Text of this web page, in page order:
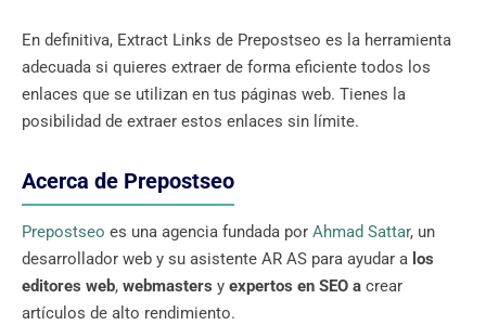
En definitiva, Extract Links de Prepostseo es la herramienta
adecuada si quieres extraer de forma eficiente todos los
enlaces que se utilizan en tus páginas web. Tienes la
posibilidad de extraer estos enlaces sin límite.
Acerca de Prepostseo
Prepostseo es una agencia fundada por Ahmad Sattar, un
desarrollador web y su asistente AR AS para ayudar a los
editores web, webmasters y expertos en SEO a crear
artículos de alto rendimiento.